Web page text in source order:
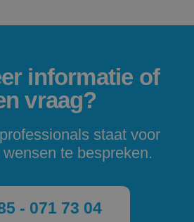
informatie of
vraag?
staat voor
te bespreken.
- 071 73 04